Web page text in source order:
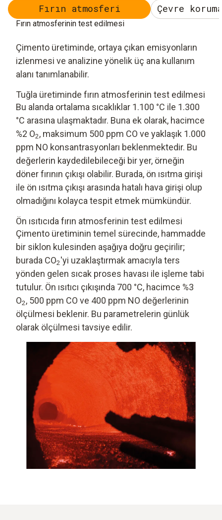
Fırın atmosferi Çevre
Fırın atmosferinin test edilmesi
Çimento üretiminde, ortaya çıkan emisyonların
izlenmesi ve analizine yönelik üç ana kullanım
alanı tanımlanabilir.
Tuğla üretiminde fırın atmosferinin test edilmesi
Bu alanda ortalama sıcaklıklar 1.100 °C ile 1.300
°C arasına ulaşmaktadır. Buna ek olarak, hacimce
%2 O2, maksimum 500 ppm CO ve yaklaşık 1.000
ppm NO konsantrasyonları beklenmektedir. Bu
değerlerin kaydedilebileceği bir yer, örneğin
döner fırının çıkışı olabilir. Burada, ön ısıtma girişi
ile ön ısıtma çıkışı arasında hatalı hava girişi olup
olmadığını kolayca tespit etmek mümkündür.
Ön ısıtıcıda fırın atmosferinin test edilmesi
Çimento üretiminin temel sürecinde, hammadde
bir siklon kulesinden aşağıya doğru geçirilir;
burada CO2'yi uzaklaştırmak amacıyla ters
yönden gelen sıcak proses havası ile işleme tabi
tutulur. Ön ısıtıcı çıkışında 700 °C, hacimce %3
O2, 500 ppm CO ve 400 ppm NO değerlerinin
ölçülmesi beklenir. Bu parametrelerin günlük
olarak ölçülmesi tavsiye edilir.